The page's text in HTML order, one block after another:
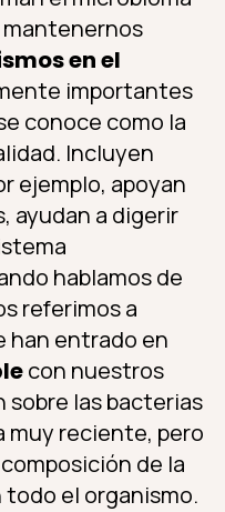
mantenernos
en el
importantes
conoce como la
Incluyen
ejemplo, apoyan
ayudan a digerir
hablamos de
referimos a
han entrado en
con nuestros
sobre las bacterias
reciente, pero
de la
el organismo.